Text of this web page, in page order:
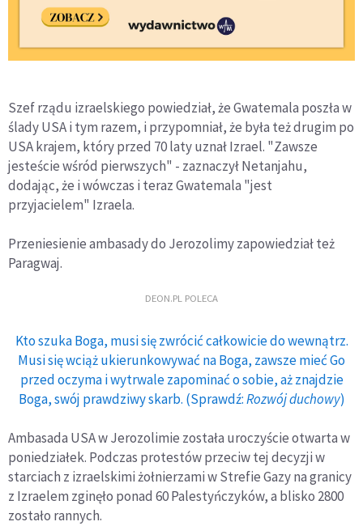
Szef rządu izraelskiego powiedział, że Gwatemala poszła w
ślady USA i tym razem, i przypomniał, że była też drugim po
USA krajem, który przed 70 laty uznał Izrael. "Zawsze
jesteście wśród pierwszych" - zaznaczył Netanjahu,
dodając, że i wówczas i teraz Gwatemala "jest
przyjacielem" Izraela.
Przeniesienie ambasady do Jerozolimy zapowiedział też
Paragwaj.
DEON.PL POLECA
Kto szuka Boga, musi się zwrócić całkowicie do wewnątrz.
Musi się wciąż ukierunkowywać na Boga, zawsze mieć Go
przed oczyma i wytrwale zapominać o sobie, aż znajdzie
Boga, swój prawdziwy skarb. (Sprawdź:Rozwój duchowy)
Ambasada USA w Jerozolimie została uroczyście otwarta w
poniedziałek. Podczas protestów przeciw tej decyzji w
starciach z izraelskimi żołnierzami w Strefie Gazy na granicy
z Izraelem zginęło ponad 60 Palestyńczyków, a blisko 2800
zostało rannych.